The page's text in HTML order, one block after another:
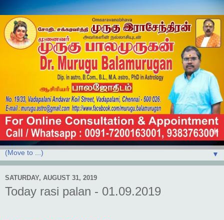
▼
SATURDAY, AUGUST 31, 2019
Today rasi palan - 01.09.2019